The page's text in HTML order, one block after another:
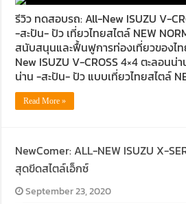
รีวิว ทดสอบรถ: All-New ISUZU V-
-สะปัน- ปัว เที่ยวไทยสไตล์ NEW
สนับสนุนและฟื้นฟูการท่องเที่ยวของไ
New ISUZU V-CROSS 4×4 ตะลอน
น่าน -สะปัน- ปัว แบบเที่ยวไทยสไตล์
Read More »
NewComer: ALL-NEW ISUZU X-
สุดขีดสไตล์เอ็กซ์
September 23, 2020